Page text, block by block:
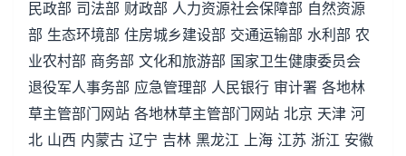
民政部 司法部 财政部 人力资源社会保障部 自然资源
部 生态环境部 住房城乡建设部 交通运输部 水利部 农
业农村部 商务部 文化和旅游部 国家卫生健康委员会
退役军人事务部 应急管理部 人民银行 审计署 各地林
草主管部门网站 各地林草主管部门网站 北京 天津 河
北 山西 内蒙古 辽宁 吉林 黑龙江 上海 江苏 浙江 安徽